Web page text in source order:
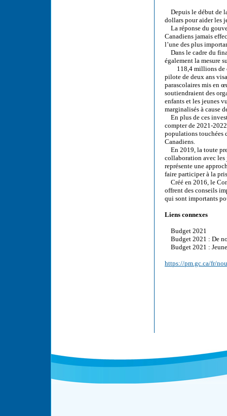
Depuis le début de
dollars pour aider les
La réponse du
Canadiens jamais
l’une des plus
Dans le cadre du
également la mesure
118,4 millions de
pilote de deux ans
parascolaires mis en
soutiendraient des
enfants et les jeunes
marginalisés à cause
En plus de ces
compter de 2021-
populations touchées
Canadiens.
En 2019, la toute
collaboration avec les
représente une
faire participer à la
Créé en 2016, le
offrent des conseils
qui sont importants
Liens connexes
Budget 2021
Budget 2021 : De
Budget 2021 :
https://pm.gc.ca/fr/